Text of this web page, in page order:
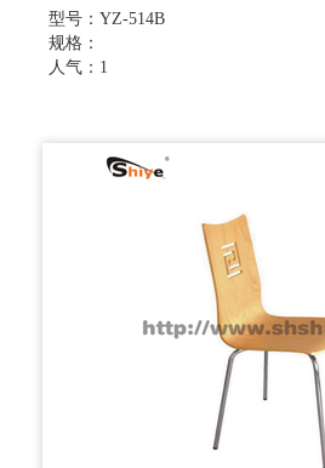
型号：YZ-514B
规格：
人气：1